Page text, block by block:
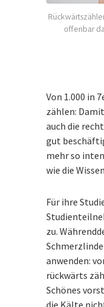
offenbar
Von 1.000 in
zählen:
auch die
gut
mehr so
wie die
Für ihre
zu.
anwenden:
rückwärts
Schönes